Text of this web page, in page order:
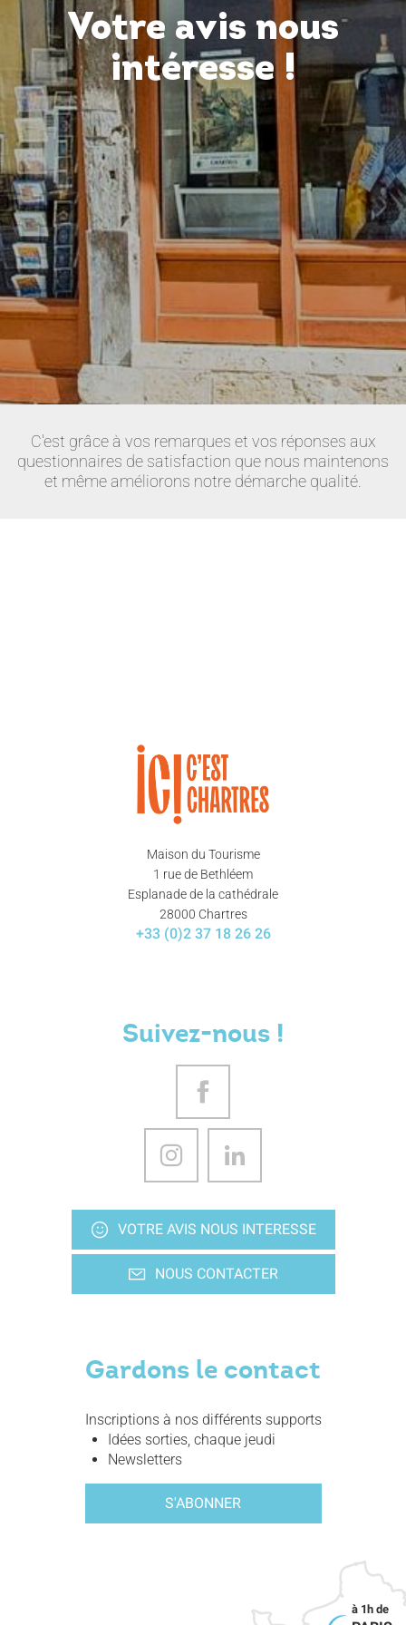
Votre avis nous
intéresse !
C'est grâce à vos remarques et vos réponses aux
questionnaires de satisfaction que nous maintenons
et même améliorons notre démarche qualité.
Maison du Tourisme
1 rue de Bethléem
Esplanade de la cathédrale
28000 Chartres
+33 (0)2 37 18 26 26
Suivez-nous !
VOTRE AVIS NOUS INTERESSE
NOUS CONTACTER
Gardons le contact
Inscriptions à nos différents supports
Idées sorties, chaque jeudi
Newsletters
S'ABONNER